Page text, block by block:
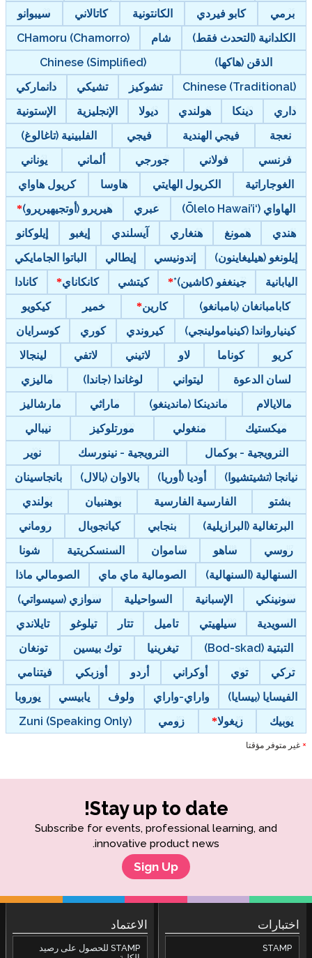
برمي
كابو فيردي الكانتونية كاتالاني
سيبوانو
الكلدانية (التحدث فقط)
شام
CHamoru (Chamorro)
الذقن (هاكها)
Chinese (Simplified)
Chinese (Traditional)
تشوكيز تشيكي
دانماركي
داري
دينكا هولندي ديولا الإنجليزية
الإستونية
نعجة
فيجي الهندية فيجي
الفلبينية (تاغالوغ)
فرنسي
فولاني جورجي ألماني
يوناني
الغوجاراتية
الكريول الهايتي هاوسا
كريول هاواي
الهاواي (‘Ōlelo Hawai’i)
عبري
هيريرو (أوتجيهيريرو)
هندي
همونغ هنغاري آيسلندي إيغبو
إيلوكانو
إيلونغو (هيليغاينون)
إندونيسي إيطالي
الباتوا الجامايكي
اليابانية
جينغفو (كاشين)* كيتشي كانكاناي
كانادا
كابامبانغان (بامبانغو)
كارين خمير
كيكويو
كينيارواندا (كينيامولينجي)
كيروندي كوري
كوسرايان
كريو
كوناما لاو لاتيني لاتفي
لينجالا
لسان الدعوة
ليتواني لوغاندا (جاندا)
ماليزي
مالايالام
ماندينكا (ماندينغو) ماراثي
مارشاليز
ميكستيك
منغولي مورتلوكيز
نيبالي
النرويجية - بوكمال
النرويجية - نينورسك
نوير
نيانجا (تشيتشيوا)
أوديا (أوريا) بالاوان (بالال)
بانجاسينان
بشتو
الفارسية الفارسية بوهنبيان
بولندي
البرتغالية (البرازيلية)
بنجابي كيانجوبال
روماني
روسي
ساهو ساموان السنسكريتية
شونا
السنهالية (السنهالية)
الصومالية ماي ماي
الصومالي ماذا
سونينكي
الإسبانية السواحيلية
سوازي (سيسواتي)
السويدية
سيلهيتي تاميل تتار تيلوغو
تايلاندي
التبتية (Bod-skad)
تيغرينيا توك بيسين
تونغان
تركي
توي أوكراني أردو أوزبكي
فيتنامي
الفيسايا (بيسايا)
واراي-واراي ولوف يابيسي
يوروبا
يوبيك
زيغولا زومي Zuni (Speaking Only)
* غير متوفر مؤقتا
Stay up to date!
Subscribe for events, professional learning, and
innovative product news.
Sign Up
اختبارات
STAMP
الاعتماد
STAMP للحصول على رصيد